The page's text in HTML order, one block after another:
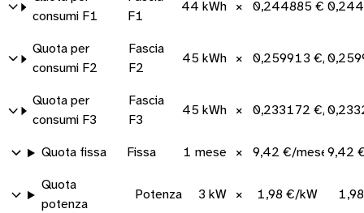
consumi F1
F1
44 kWh × 0,244885 €/kWh
Quota per
consumi F2
Fascia
F2
45 kWh × 0,259913 €/kWh
Quota per
consumi F3
Fascia
F3
45 kWh × 0,233172 €/kWh
Quota fissa Fissa 1 mese × 9,42 €/mese9,42
Quota
potenza
Potenza 3 kW × 1,98 €/kW